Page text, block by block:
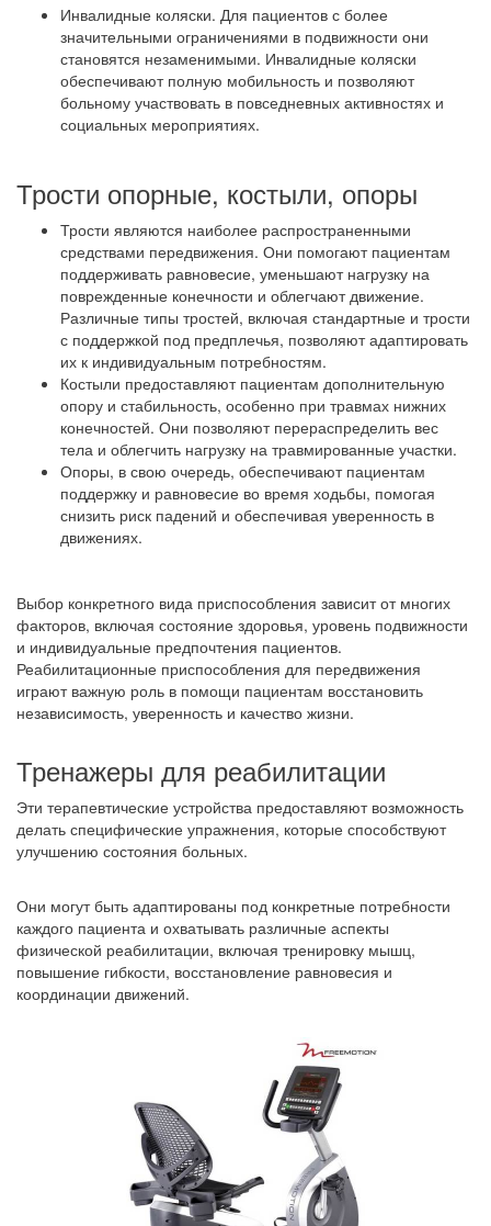
Инвалидные коляски. Для пациентов с более
значительными ограничениями в подвижности они
становятся незаменимыми. Инвалидные коляски
обеспечивают полную мобильность и позволяют
больному участвовать в повседневных активностях и
социальных мероприятиях.
Трости опорные, костыли, опоры
Трости являются наиболее распространенными
средствами передвижения. Они помогают пациентам
поддерживать равновесие, уменьшают нагрузку на
поврежденные конечности и облегчают движение.
Различные типы тростей, включая стандартные и трости
с поддержкой под предплечья, позволяют адаптировать
их к индивидуальным потребностям.
Костыли предоставляют пациентам дополнительную
опору и стабильность, особенно при травмах нижних
конечностей. Они позволяют перераспределить вес
тела и облегчить нагрузку на травмированные участки.
Опоры, в свою очередь, обеспечивают пациентам
поддержку и равновесие во время ходьбы, помогая
снизить риск падений и обеспечивая уверенность в
движениях.
Выбор конкретного вида приспособления зависит от многих
факторов, включая состояние здоровья, уровень подвижности
и индивидуальные предпочтения пациентов.
Реабилитационные приспособления для передвижения
играют важную роль в помощи пациентам восстановить
независимость, уверенность и качество жизни.
Тренажеры для реабилитации
Эти терапевтические устройства предоставляют возможность
делать специфические упражнения, которые способствуют
улучшению состояния больных.
Они могут быть адаптированы под конкретные потребности
каждого пациента и охватывать различные аспекты
физической реабилитации, включая тренировку мышц,
повышение гибкости, восстановление равновесия и
координации движений.